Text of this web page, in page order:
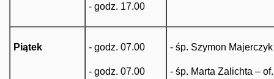
- godz. 17.00
Piątek - godz. 07.00
- godz. 07.00
- śp. Szymon
- śp. Marta Zalichta –